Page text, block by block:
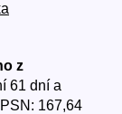
z
61 dní a
167,64